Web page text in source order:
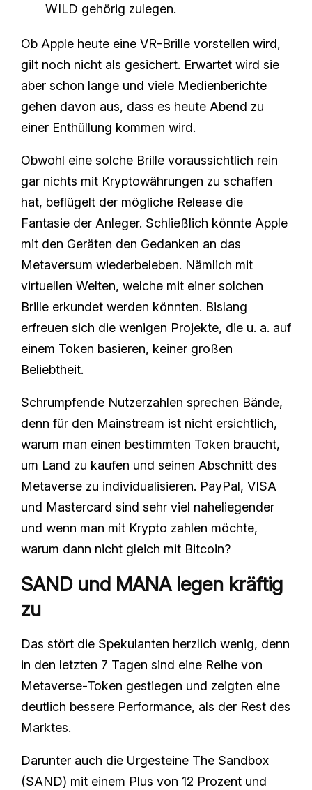
WILD gehörig zulegen.
Ob Apple heute eine VR-Brille vorstellen wird,
gilt noch nicht als gesichert. Erwartet wird sie
aber schon lange und viele Medienberichte
gehen davon aus, dass es heute Abend zu
einer Enthüllung kommen wird.
Obwohl eine solche Brille voraussichtlich rein
gar nichts mit Kryptowährungen zu schaffen
hat, beflügelt der mögliche Release die
Fantasie der Anleger. Schließlich könnte Apple
mit den Geräten den Gedanken an das
Metaversum wiederbeleben. Nämlich mit
virtuellen Welten, welche mit einer solchen
Brille erkundet werden könnten. Bislang
erfreuen sich die wenigen Projekte, die u. a. auf
einem Token basieren, keiner großen
Beliebtheit.
Schrumpfende Nutzerzahlen sprechen Bände,
denn für den Mainstream ist nicht ersichtlich,
warum man einen bestimmten Token braucht,
um Land zu kaufen und seinen Abschnitt des
Metaverse zu individualisieren. PayPal, VISA
und Mastercard sind sehr viel naheliegender
und wenn man mit Krypto zahlen möchte,
warum dann nicht gleich mit Bitcoin?
SAND und MANA legen kräftig
zu
Das stört die Spekulanten herzlich wenig, denn
in den letzten 7 Tagen sind eine Reihe von
Metaverse-Token gestiegen und zeigten eine
deutlich bessere Performance, als der Rest des
Marktes.
Darunter auch die Urgesteine The Sandbox
(SAND) mit einem Plus von 12 Prozent und